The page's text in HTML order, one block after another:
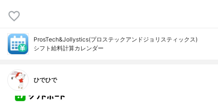
ProsTech&Jollystics(プロステックアンドジョリスティックス)
シフト給料計算カレンダー
ひでひで